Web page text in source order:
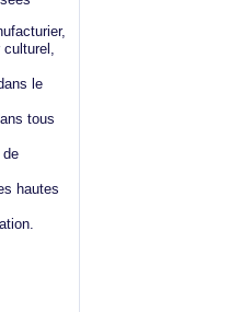
le
tous
de
hautes